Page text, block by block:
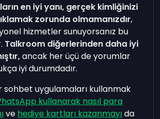
en iyi yanı, gerçek kimliğinizi
zorunda olmamanızdır,
hizmetler sunuyorsanız bu
Talkroom diğerlerinden daha iyi
ancak her üçü de yorumlar
iyi durumdadır.
sohbet uygulamaları kullanmak
kullanarak nasıl para
ve hediye kartları kazanmayıda